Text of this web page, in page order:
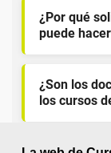
¿Por qué
puede
¿Son los
los cursos